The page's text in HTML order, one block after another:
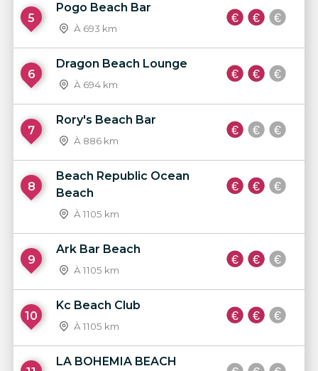
5
Pogo Beach Bar
À 693 km
6
Dragon Beach Lounge
À 694 km
7
Rory's Beach Bar
À 886 km
8
Beach Republic Ocean
Beach
À 1105 km
9
Ark Bar Beach
À 1105 km
10
Kc Beach Club
À 1105 km
LA BOHEMIA BEACH